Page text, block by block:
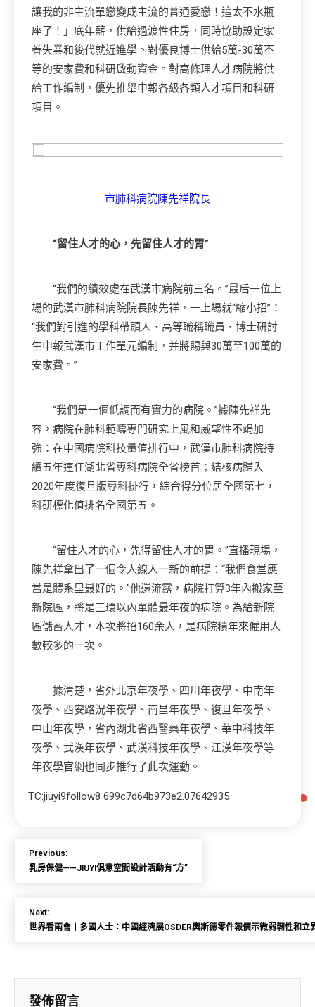
讓我的非主流單戀變成主流的普通愛戀！這太不水瓶
座了！」底年薪，供給過渡性住房，同時協助設定家
眷失業和後代就近進學。對優良博士供給5萬-30萬不
等的安家費和科研啟動資金。對高條理人才病院將供
給工作編制，優先推舉申報各級各類人才項目和科研
項目。
市肺科病院陳先祥院長
“留住人才的心，先留住人才的胃”
“我們的績效處在武漢市病院前三名。”最后一位上
場的武漢市肺科病院院長陳先祥，一上場就“縮小招”：
“我們對引進的學科帶頭人、高等職稱職員、博士研討
生申報武漢市工作單元編制，并將賜與30萬至100萬的
安家費。”
“我們是一個低調而有實力的病院。”據陳先祥先
容，病院在肺科範疇專門研究上風和威望性不竭加
強：在中國病院科技量值排行中，武漢市肺科病院持
續五年連任湖北省專科病院全省榜首；結核病歸入
2020年度復旦版專科排行，綜合得分位居全國第七，
科研標化值排名全國第五。
“留住人才的心，先得留住人才的胃。”直播現場，
陳先祥拿出了一個令人線人一新的前提：“我們食堂應
當是體系里最好的。”他還流露，病院打算3年內搬家至
新院區，將是三環以內單體最年夜的病院。為給新院
區儲蓄人才，本次將招160余人，是病院積年來僱用人
數較多的一次。
據清楚，省外北京年夜學、四川年夜學、中南年
夜學、西安路況年夜學、南昌年夜學、復旦年夜學、
中山年夜學，省內湖北省西醫藥年夜學、華中科技年
夜學、武漢年夜學、武漢科技年夜學、江漢年夜學等
年夜學官網也同步推行了此次運動。
TC:jiuyi9follow8 699c7d64b973e2.07642935
Previous:
乳房保健——JIUYI俱意空間設計活動有“方”
Next:
世界看兩會丨多國人士：中國經濟展OSDER奧斯德零件報價示微弱韌性和立
發佈留言